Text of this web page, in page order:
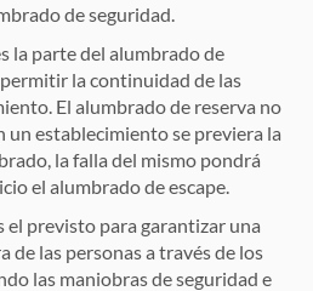
de seguridad.
la parte del alumbrado de
la continuidad de las
El alumbrado de reserva no
un establecimiento se previera la
la falla del mismo pondrá
el alumbrado de escape.
el previsto para garantizar una
de las personas a través de los
las maniobras de seguridad e